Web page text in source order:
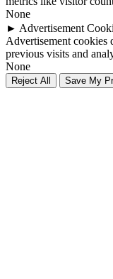
None
► Advertisement
Advertisement cookies
previous visits and
None
Reject All Save My